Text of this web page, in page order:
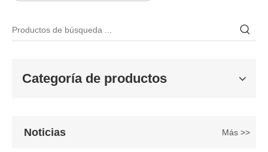
Categoría de productos
Noticias Más >>